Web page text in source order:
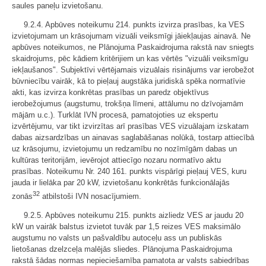
saules paneļu izvietošanu.
9.2.4. Apbūves noteikumu 214. punkts izvirza prasības, ka VES
izvietojumam un krāsojumam vizuāli veiksmīgi jāiekļaujas ainavā. Ne
apbūves noteikumos, ne Plānojuma Paskaidrojuma rakstā nav sniegts
skaidrojums, pēc kādiem kritērijiem un kas vērtēs "vizuāli veiksmīgu
iekļaušanos". Subjektīvi vērtējamais vizuālais risinājums var ierobežot
būvniecību vairāk, kā to pieļauj augstāka juridiskā spēka normatīvie
akti, kas izvirza konkrētas prasības un paredz objektīvus
ierobežojumus (augstumu, trokšņa līmeni, attālumu no dzīvojamām
mājām u.c.). Turklāt IVN procesā, pamatojoties uz ekspertu
izvērtējumu, var tikt izvirzītas arī prasības VES vizuālajam izskatam
dabas aizsardzības un ainavas saglabāšanas nolūkā, tostarp attiecībā
uz krāsojumu, izvietojumu un redzamību no nozīmīgām dabas un
kultūras teritorijām, ievērojot attiecīgo nozaru normatīvo aktu
prasības. Noteikumu Nr. 240 161. punkts vispārīgi pieļauj VES, kuru
jauda ir lielāka par 20 kW, izvietošanu konkrētās funkcionālajās
zonās32 atbilstoši IVN nosacījumiem.
9.2.5. Apbūves noteikumu 215. punkts aizliedz VES ar jaudu 20
kW un vairāk balstus izvietot tuvāk par 1,5 reizes VES maksimālo
augstumu no valsts un pašvaldību autoceļu ass un publiskās
lietošanas dzelzceļa malējās sliedes. Plānojuma Paskaidrojuma
rakstā šādas normas nepieciešamība pamatota ar valsts sabiedrības